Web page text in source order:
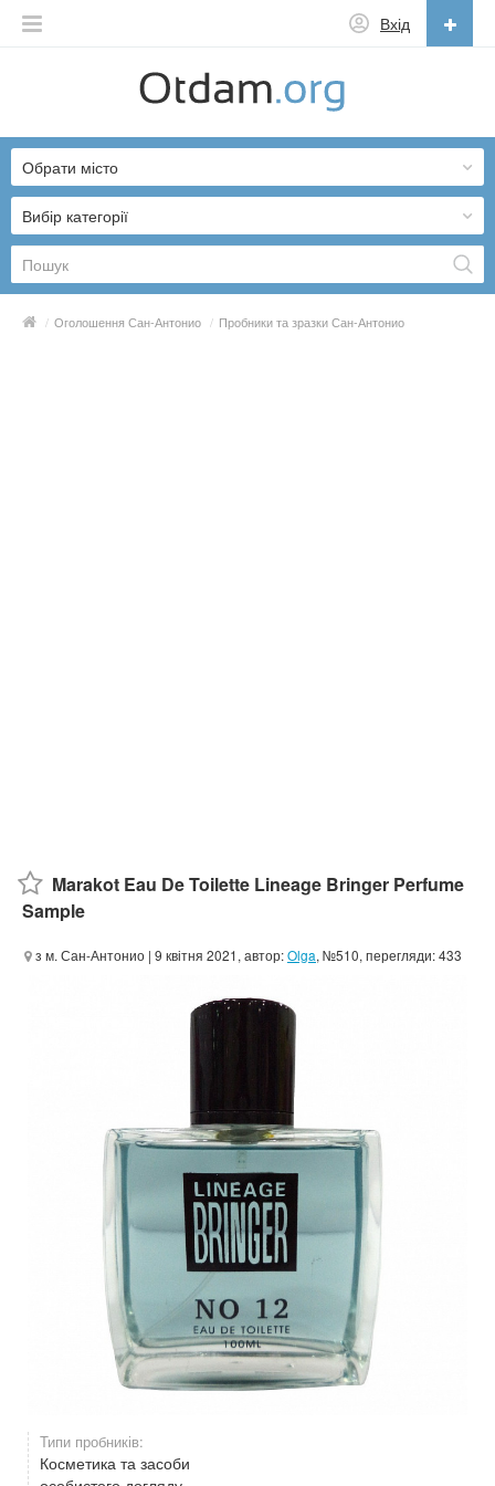
Вхід
English
Русский
Українська
Вибір категорії
Обрати місто
/ Оголошення Сан-Антонио / Пробники та зразки Сан-Антонио
Marakot Eau De Toilette Lineage Bringer Perfume
Sample
з м. Сан-Антонио | 9 квітня 2021, автор:Olga, №510, перегляди: 433
Типи пробників:
Косметика та засоби